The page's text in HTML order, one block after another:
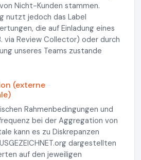
Nicht-Kunden stammen.
nutzt jedoch das Label
die auf Einladung eines
via Review Collector) oder durch
unseres Teams zustande
(externe
Rahmenbedingungen und
bei der Aggregation von
kann es zu Diskrepanzen
dargestellten
auf den jeweiligen